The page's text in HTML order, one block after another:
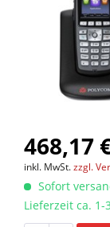
468,17
inkl. MwSt.zzgl.
Sofort
Lieferzeit ca. 1-